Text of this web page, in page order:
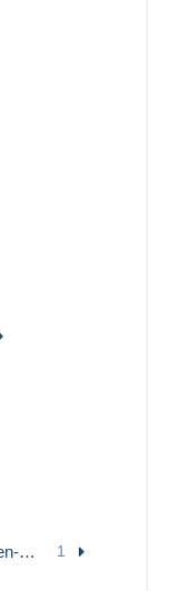
Comines-Warneton - Komen-Waasten 1